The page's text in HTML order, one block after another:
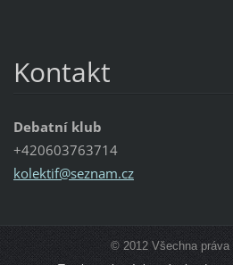
Kontakt
Debatní klub
+420603763714
kolektif@seznam.cz
© 2012 Všechna práva